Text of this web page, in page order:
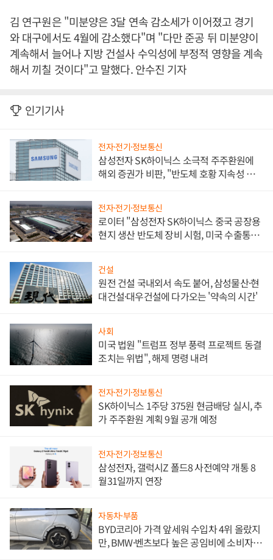
김 연구원은 "미분양은 3달 연속 감소세가 이어졌고 경기
와 대구에서도 4월에 감소했다"며 "다만 준공 뒤 미분양이
계속해서 늘어나 지방 건설사 수익성에 부정적 영향을 계속
해서 끼칠 것이다"고 말했다. 안수진 기자
인기기사
전자·전기·정보통신
삼성전자 SK하이닉스 소극적 주주환원에
해외 증권가 비판, "반도체 호황 지속성 의
전자·전기·정보통신
로이터 "삼성전자 SK하이닉스 중국 공장용
현지 생산 반도체 장비 시험, 미국 수출통제
건설
원전 건설 국내외서 속도 붙어, 삼성물산·현
대건설·대우건설에 다가오는 '약속의 시간'
사회
미국 법원 "트럼프 정부 풍력 프로젝트 동결
조치는 위법", 해제 명령 내려
전자·전기·정보통신
SK하이닉스 1주당 375원 현금배당 실시, 추
가 주주환원 계획 9월 공개 예정
전자·전기·정보통신
삼성전자, 갤럭시Z 폴드8 사전예약 개통 8
월31일까지 연장
자동차·부품
BYD코리아 가격 앞세워 수입차 4위 올랐지
만, BMW·벤츠보다 높은 공임비에 소비자